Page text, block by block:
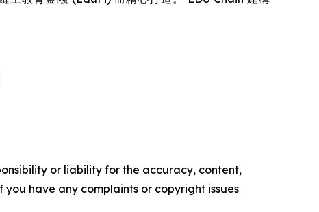
or liability for the accuracy, content,
have any complaints or copyright issues